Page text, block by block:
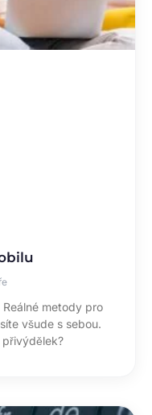
metody pro
všude s sebou.
přivýdělek?